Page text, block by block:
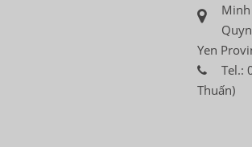
Yen
Tel.:
Thuấn)